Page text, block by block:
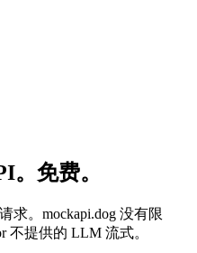
。免费。
求。mockapi.dog 没有限
不提供的 LLM 流式。